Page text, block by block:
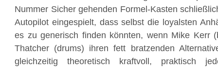
Nummer Sicher gehenden Formel-Kasten
Autopilot eingespielt, dass selbst die loyalsten
es zu generisch finden könnten, wenn Mike Kerr
Thatcher (drums) ihren fett bratzenden
gleichzeitig theoretisch kraftvoll, praktisch